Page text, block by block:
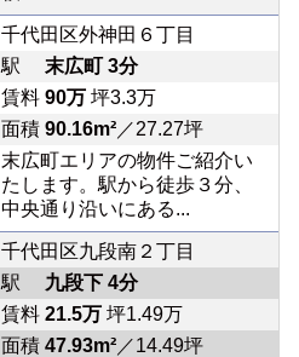
千代田区外神田６丁目
駅 末広町 3分
賃料 90万坪3.3万
面積 90.16m²／27.27坪
末広町エリアの物件ご紹介い
たします。駅から徒歩３分、
中央通り沿いにある...
千代田区九段南２丁目
駅 九段下 4分
賃料 21.5万坪1.49万
面積 47.93m²／14.49坪